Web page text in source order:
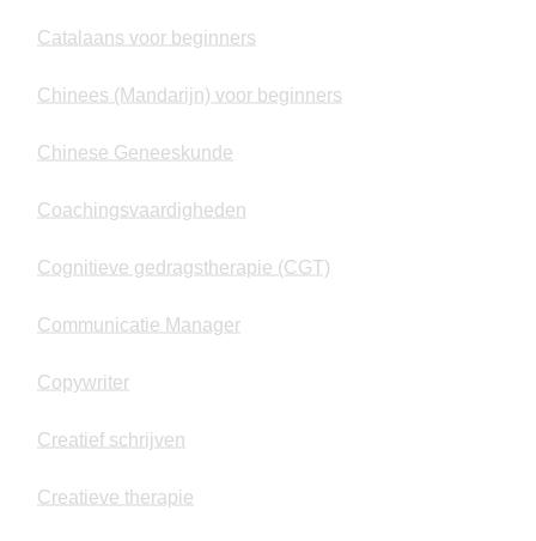
Catalaans voor beginners
Chinees (Mandarijn) voor beginners
Chinese Geneeskunde
Coachingsvaardigheden
Cognitieve gedragstherapie (CGT)
Communicatie Manager
Copywriter
Creatief schrijven
Creatieve therapie